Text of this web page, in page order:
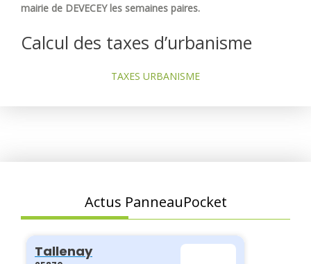
mairie de DEVECEY les semaines paires.
Calcul des taxes d’urbanisme
TAXES URBANISME
Actus PanneauPocket